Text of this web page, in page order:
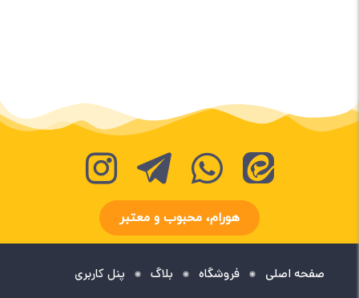
هورام، محبوب و معتبر
صفحه اصلی فروشگاه بلاگ پنل کاربری